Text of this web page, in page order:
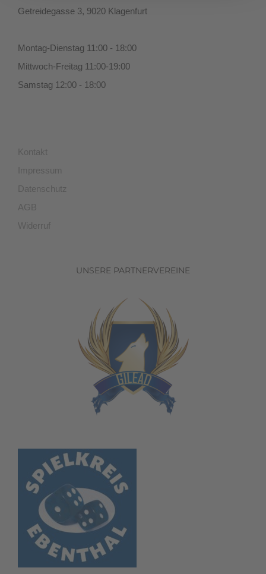
Getreidegasse 3, 9020 Klagenfurt
Montag-Dienstag 11:00 - 18:00
Mittwoch-Freitag 11:00-19:00
Samstag 12:00 - 18:00
Kontakt
Impressum
Datenschutz
AGB
Widerruf
UNSERE PARTNERVEREINE